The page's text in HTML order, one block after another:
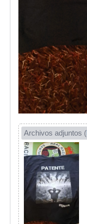
Archivos adjuntos (